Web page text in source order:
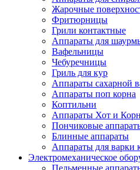
Жарочные
Фритюрницы
Грили контактные
Аппараты для
Вафельницы
Чебуречницы
Гриль для кур
Аппараты сахарной
Аппараты поп корна
Коптильни
Аппараты Хот и
Пончиковые
Блинные аппараты
Аппараты для варки
Электромеханическое
Пельменные